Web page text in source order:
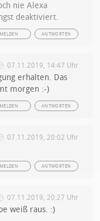
nie Alexa
deaktiviert.
ANTWORTEN
MELDEN
07.11.2019, 14:47 Uhr
erhalten. Das
morgen :-)
ANTWORTEN
MELDEN
07.11.2019, 20:02 Uhr
ANTWORTEN
MELDEN
07.11.2019, 20:27 Uhr
weiß raus. :)